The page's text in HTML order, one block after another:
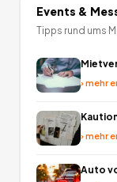
Events &
Tipps rund ums
›mehr
›mehr
Auto